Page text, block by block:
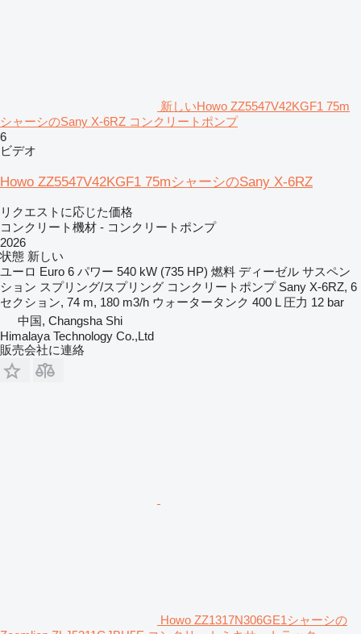
新しいHowo ZZ5547V42KGF1 75m
シャーシのSany X-6RZ コンクリートポンプ
6
ビデオ
Howo ZZ5547V42KGF1 75mシャーシのSany X-6RZ
リクエストに応じた価格
コンクリート機材 - コンクリートポンプ
2026
状態 新しい
ユーロ Euro 6 パワー 540 kW (735 HP) 燃料 ディーゼル サスペン
ション スプリング/スプリング コンクリートポンプ Sany X-6RZ, 6
セクション, 74 m, 180 m3/h ウォータータンク 400 L 圧力 12 bar
中国, Changsha Shi
Himalaya Technology Co.,Ltd
販売会社に連絡
Howo ZZ1317N306GE1シャーシの